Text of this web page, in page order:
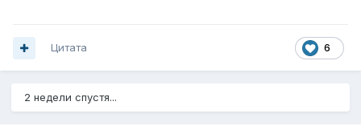
6
Цитата
2 недели спустя...